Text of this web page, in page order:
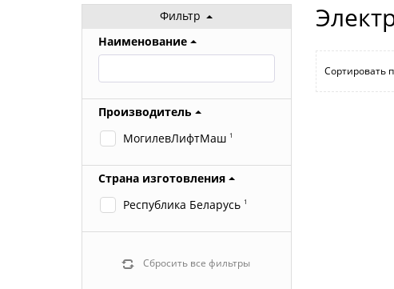
Фильтр
Наименование
Производитель
МогилевЛифтМаш 1
Страна изготовления
Республика Беларусь 1
Сбросить все фильтры
Сортировать